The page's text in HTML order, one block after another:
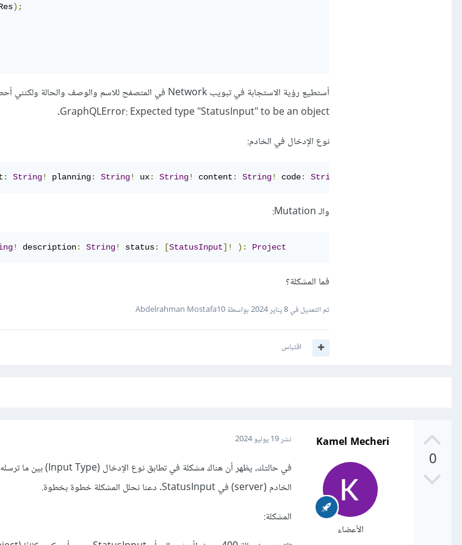
);
GraphQLError: Expected type "StatusInput" to be an object.
نوع الإدخال في الخادم:
: String! planning: String! ux: String! content : String! code: String
والـ Mutation:
! description: String! status: [StatusInput]! ): Project
فما المشكلة؟
تم التعديل في8 يناير 2024 بواسطة Abdelrahman Mostafa10
اقتباس
0
Kamel Mecheri
الأعضاء
نشر19 يوليو 2024
الخادم (server) في StatusInput. دعنا نحلل المشكلة خطوة بخطوة.
المشكلة: